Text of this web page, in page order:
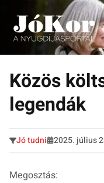
Tovább
tartalomra
Tudnivalók,
Közös
legendák
Jó tudni 2025. július
Megosztás: